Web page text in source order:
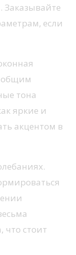
Заказывайте
если
общим
тона
яркие и
акцентом в
что стоит